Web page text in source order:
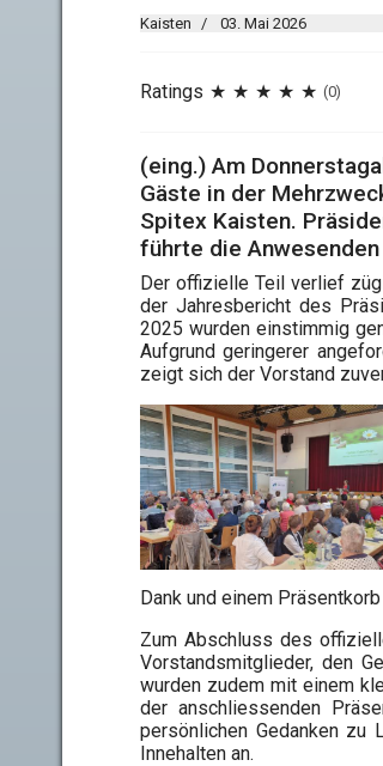
Kaisten 03. Mai 2026
Ratings (0)
(eing.) Am
Gäste in der
Spitex Kaisten.
führte die
Der offizielle Teil verlief
der Jahresbericht des
2025 wurden einstimmig
Aufgrund geringerer
zeigt sich der Vorstand
Dank und einem
Zum Abschluss des
Vorstandsmitglieder, den
wurden zudem mit einem
der anschliessenden
persönlichen Gedanken zu
Innehalten an.